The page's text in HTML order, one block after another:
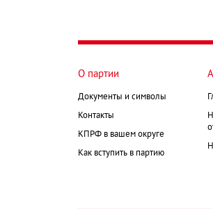
О партии
Документы и символы
Контакты
КПРФ в вашем округе
Как вступить в партию